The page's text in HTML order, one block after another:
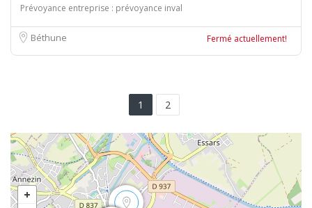
Prévoyance entreprise : prévoyance inval
Béthune Fermé actuellement!
1 2